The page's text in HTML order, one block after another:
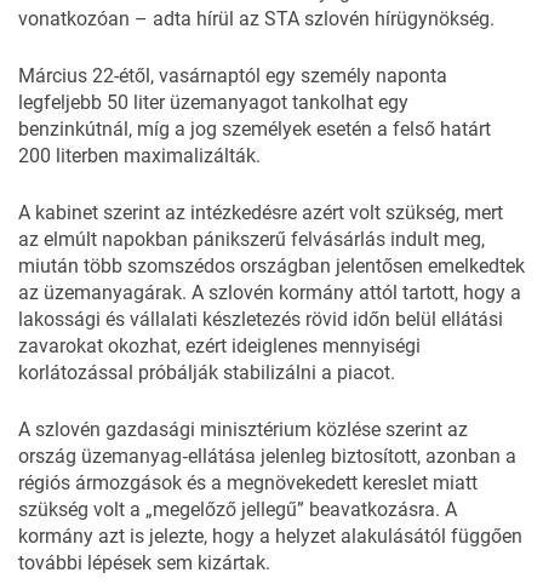
vonatkozóan – adta hírül az STA szlovén hírügynökség.
Március 22-étől, vasárnaptól egy személy naponta
legfeljebb 50 liter üzemanyagot tankolhat egy
benzinkútnál, míg a jog személyek esetén a felső határt
200 literben maximalizálták.
A kabinet szerint az intézkedésre azért volt szükség, mert
az elmúlt napokban pánikszerű felvásárlás indult meg,
miután több szomszédos országban jelentősen emelkedtek
az üzemanyagárak. A szlovén kormány attól tartott, hogy a
lakossági és vállalati készletezés rövid időn belül ellátási
zavarokat okozhat, ezért ideiglenes mennyiségi
korlátozással próbálják stabilizálni a piacot.
A szlovén gazdasági minisztérium közlése szerint az
ország üzemanyag‑ellátása jelenleg biztosított, azonban a
régiós ármozgások és a megnövekedett kereslet miatt
szükség volt a „megelőző jellegű” beavatkozásra. A
kormány azt is jelezte, hogy a helyzet alakulásától függően
további lépések sem kizártak.